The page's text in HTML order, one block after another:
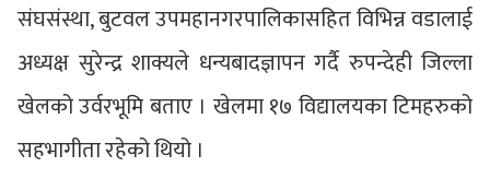
संघसंस्था, बुटवल उपमहानगरपालिकासहित विभिन्न वडालाई
अध्यक्ष सुरेन्द्र शाक्यले धन्यबादज्ञापन गर्दै रुपन्देही जिल्ला
खेलको उर्वरभूमि बताए । खेलमा १७ विद्यालयका टिमहरुको
सहभागीता रहेको थियो ।